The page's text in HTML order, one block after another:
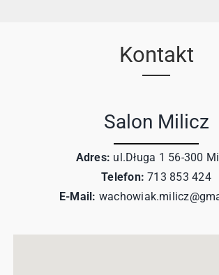
Kontakt
Salon Milicz
Adres: ul.Długa 1 56-300
Telefon: 713 853 424
E-Mail: